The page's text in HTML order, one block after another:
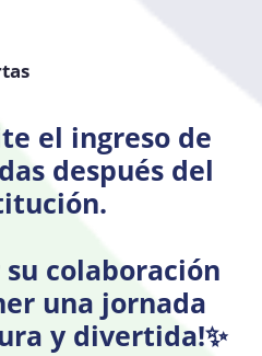
el ingreso de
después del
su colaboración
una jornada
y divertida!✨